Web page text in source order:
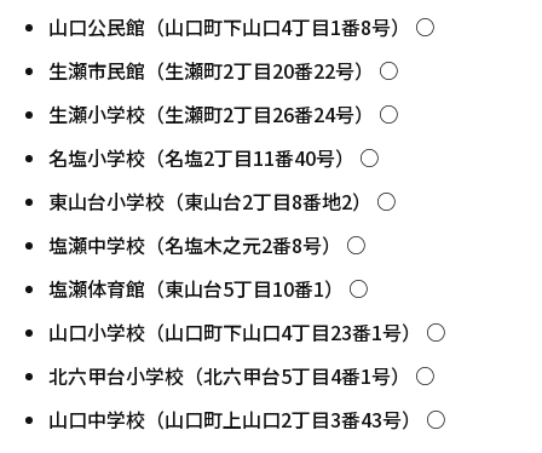
山口公民館（山口町下山口4丁目1番8号） ○
生瀬市民館（生瀬町2丁目20番22号） ○
生瀬小学校（生瀬町2丁目26番24号） ○
名塩小学校（名塩2丁目11番40号） ○
東山台小学校（東山台2丁目8番地2） ○
塩瀬中学校（名塩木之元2番8号） ○
塩瀬体育館（東山台5丁目10番1） ○
山口小学校（山口町下山口4丁目23番1号） ○
北六甲台小学校（北六甲台5丁目4番1号） ○
山口中学校（山口町上山口2丁目3番43号） ○